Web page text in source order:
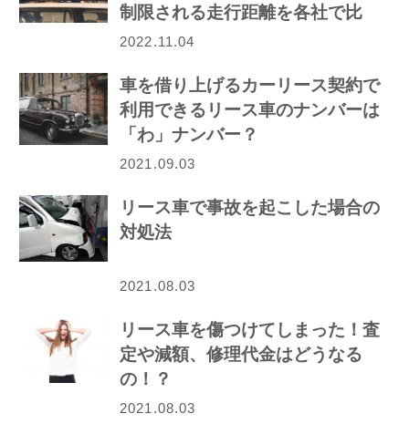
制限される走行距離を各社で比
較！
2022.11.04
車を借り上げるカーリース契約で
利用できるリース車のナンバーは
「わ」ナンバー？
2021.09.03
リース車で事故を起こした場合の
対処法
2021.08.03
リース車を傷つけてしまった！査
定や減額、修理代金はどうなる
の！？
2021.08.03